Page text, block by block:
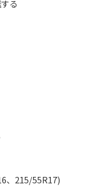
る
、215/55R17)